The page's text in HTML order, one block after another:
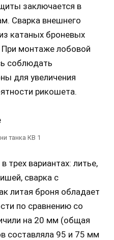
заключается в
Сварка внешнего
катаных броневых
монтаже лобовой
соблюдать
для увеличения
рикошета.
танка КВ 1
трех вариантах: литье,
сварка с
литая броня обладает
по сравнению со
на 20 мм (общая
составляла 95 и 75 мм